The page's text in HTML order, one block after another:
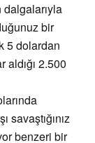
dalgalarıyla
bir
5 dolardan
2.500
savaştığınız
benzeri bir